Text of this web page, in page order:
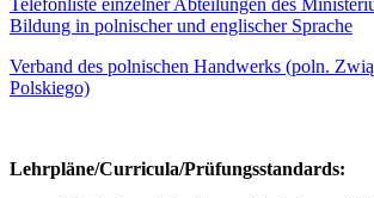
Telefonliste einzelner Abteilungen des
Bildung in polnischer und englischer Sprache
Verband des polnischen Handwerks (poln.
Polskiego)
Lehrpläne/Curricula/Prüfungsstandards: